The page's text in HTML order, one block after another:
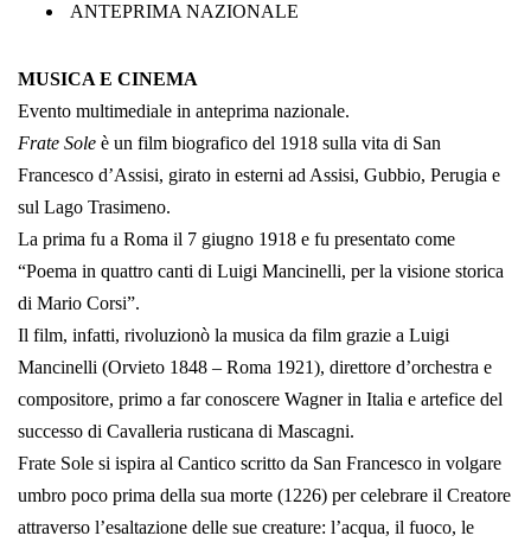
ANTEPRIMA NAZIONALE
MUSICA E CINEMA
Evento multimediale in anteprima nazionale.
Frate Sole è un film biografico del 1918 sulla vita di San
Francesco d’Assisi, girato in esterni ad Assisi, Gubbio, Perugia e
sul Lago Trasimeno.
La prima fu a Roma il 7 giugno 1918 e fu presentato come
“Poema in quattro canti di Luigi Mancinelli, per la visione storica
di Mario Corsi”.
Il film, infatti, rivoluzionò la musica da film grazie a Luigi
Mancinelli (Orvieto 1848 – Roma 1921), direttore d’orchestra e
compositore, primo a far conoscere Wagner in Italia e artefice del
successo di Cavalleria rusticana di Mascagni.
Frate Sole si ispira al Cantico scritto da San Francesco in volgare
umbro poco prima della sua morte (1226) per celebrare il Creatore
attraverso l’esaltazione delle sue creature: l’acqua, il fuoco, le